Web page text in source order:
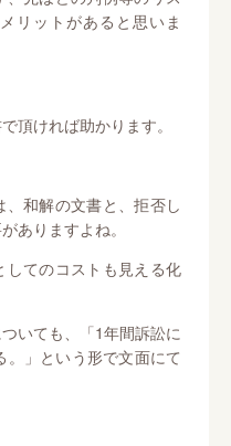
リットがあると思いま
頂ければ助かります。
和解の文書と、拒否し
ありますよね。
てのコストも見える化
いても、「1年間訴訟に
」という形で文面にて